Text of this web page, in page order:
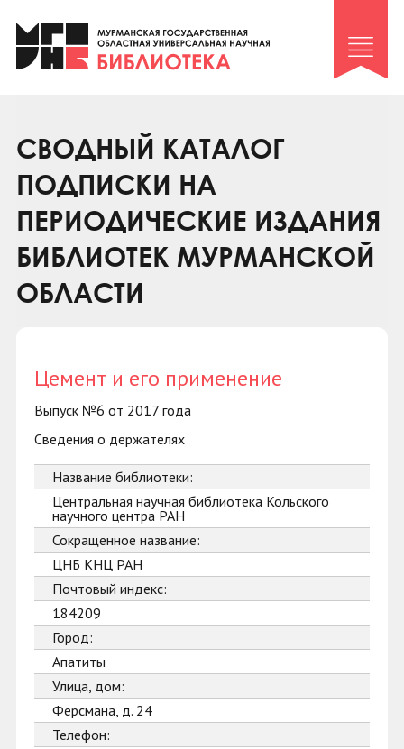
Клуб «Гиря и сельдерей»
Клуб «Семейный архив»
Коллегам
Контакты
СВОДНЫЙ КАТАЛОГ
ПОДПИСКИ НА
ПЕРИОДИЧЕСКИЕ ИЗДАНИЯ
БИБЛИОТЕК МУРМАНСКОЙ
ОБЛАСТИ
Цемент и его применение
Выпуск №6 от 2017 года
Сведения о держателях
Название библиотеки:
Центральная научная библиотека Кольского
научного центра РАН
Сокращенное название:
ЦНБ КНЦ РАН
Почтовый индекс:
184209
Город:
Апатиты
Улица, дом:
Ферсмана, д. 24
Телефон: